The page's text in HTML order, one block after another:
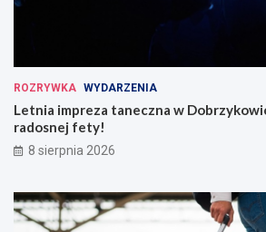
ROZRYWKA WYDARZENIA
Letnia impreza taneczna w
radosnej fety!
8 sierpnia 2026